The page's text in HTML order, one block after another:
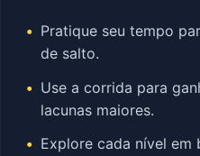
Pratique seu tempo
de salto.
Use a corrida para
lacunas maiores.
Explore cada nível em